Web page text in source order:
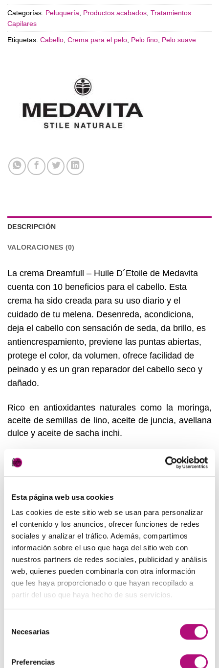
Esta página web usa cookies
Las cookies de este sitio web se usan para personalizar
el contenido y los anuncios, ofrecer funciones de redes
sociales y analizar el tráfico. Además, compartimos
información sobre el uso que haga del sitio web con
nuestros partners de redes sociales, publicidad y análisis
web, quienes pueden combinarla con otra información
que les haya proporcionado o que hayan recopilado a
partir del uso que haya hecho de sus servicios.
Necesarias
Preferencias
Categorías: Peluquería Productos acabados Tratamientos
Capilares
Etiquetas: Cabello Crema para el pelo Pelo fino Pelo suave
DESCRIPCIÓN
VALORACIONES (0)
La crema Dreamfull – Huile D´Etoile de Medavita
cuenta con 10 beneficios para el cabello. Esta
crema ha sido creada para su uso diario y el
cuidado de tu melena. Desenreda, acondiciona,
deja el cabello con sensación de seda, da brillo, es
antiencrespamiento, previene las puntas abiertas,
protege el color, da volumen, ofrece facilidad de
peinado y es un gran reparador del cabello seco y
dañado.
Rico en antioxidantes naturales como la moringa,
aceite de semillas de lino, aceite de juncia, avellana
dulce y aceite de sacha inchi.
Apto para todo tipo de cabello, no engrasa ni
apelmaza.
PRODUCTOS RELACIONADOS
Añadir
lista de
deseos
capilar Medavita
Añadir
lista de
deseos
PELUQUERÍA